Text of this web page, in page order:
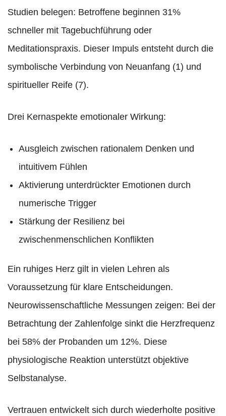
Studien belegen: Betroffene beginnen 31%
schneller mit Tagebuchführung oder
Meditationspraxis. Dieser Impuls entsteht durch die
symbolische Verbindung von Neuanfang (1) und
spiritueller Reife (7).
Drei Kernaspekte emotionaler Wirkung:
Ausgleich zwischen rationalem Denken und
intuitivem Fühlen
Aktivierung unterdrückter Emotionen durch
numerische Trigger
Stärkung der Resilienz bei
zwischenmenschlichen Konflikten
Ein ruhiges Herz gilt in vielen Lehren als
Voraussetzung für klare Entscheidungen.
Neurowissenschaftliche Messungen zeigen: Bei der
Betrachtung der Zahlenfolge sinkt die Herzfrequenz
bei 58% der Probanden um 12%. Diese
physiologische Reaktion unterstützt objektive
Selbstanalyse.
Vertrauen entwickelt sich durch wiederholte positive